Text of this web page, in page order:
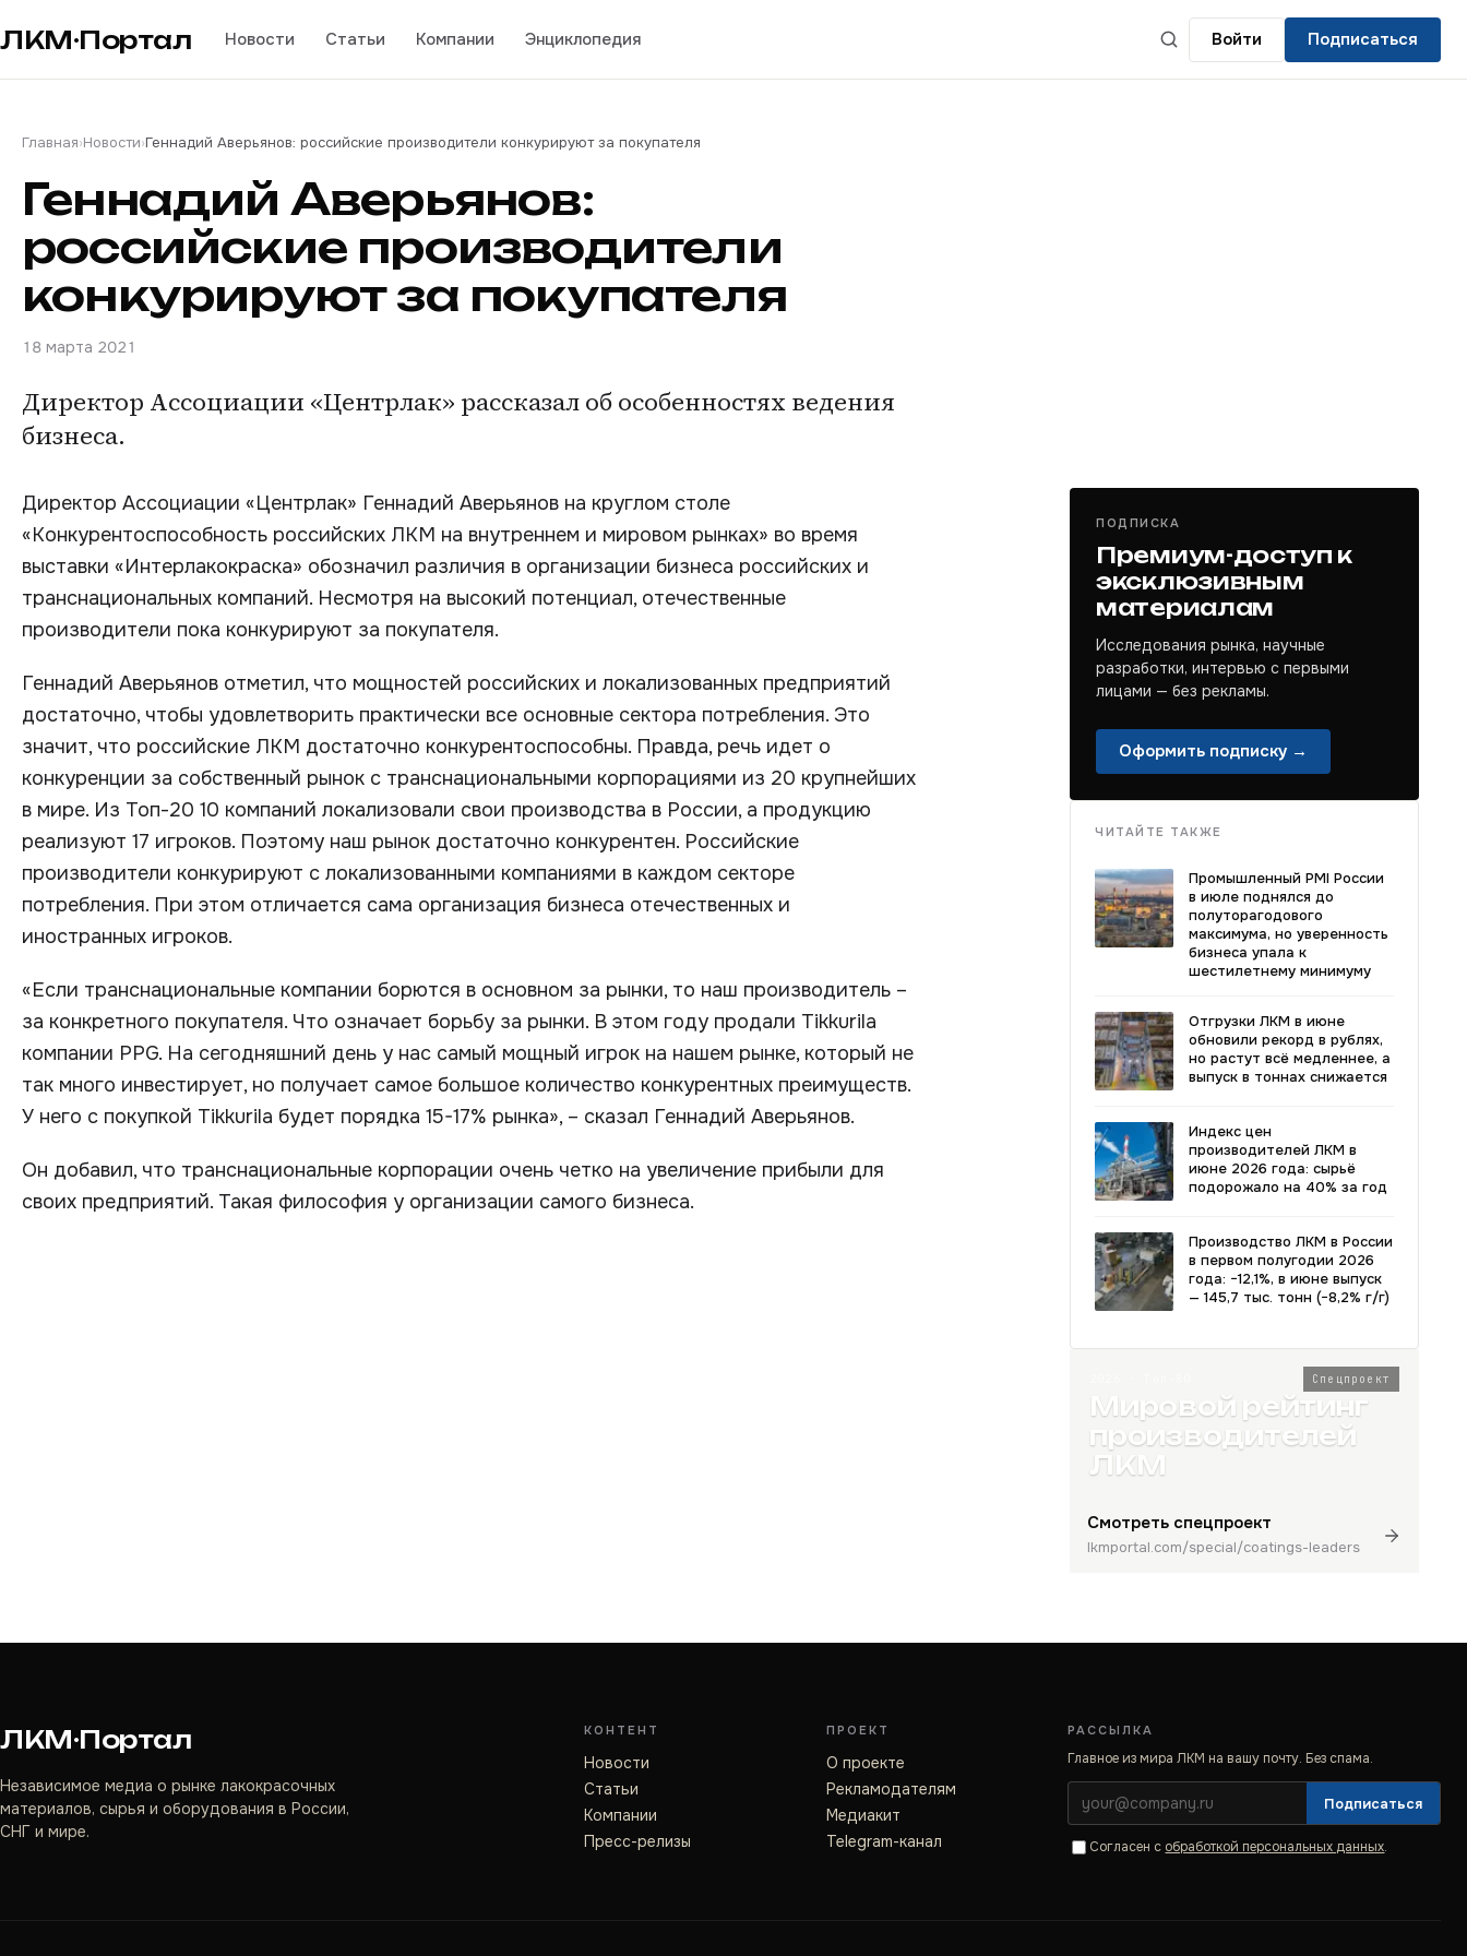
ЛКМ·Портал Новости Статьи Компании Энциклопедия Войти Подписаться
Главная›Новости›Геннадий Аверьянов: российские производители конкурируют за покупателя
Геннадий Аверьянов:
российские производители
конкурируют за покупателя
18 марта 2021
Директор Ассоциации «Центрлак» рассказал об особенностях ведения
бизнеса.
Директор Ассоциации «Центрлак» Геннадий Аверьянов на круглом столе
«Конкурентоспособность российских ЛКМ на внутреннем и мировом рынках» во время
выставки «Интерлакокраска» обозначил различия в организации бизнеса российских и
транснациональных компаний. Несмотря на высокий потенциал, отечественные
производители пока конкурируют за покупателя.
Геннадий Аверьянов отметил, что мощностей российских и локализованных предприятий
достаточно, чтобы удовлетворить практически все основные сектора потребления. Это
значит, что российские ЛКМ достаточно конкурентоспособны. Правда, речь идет о
конкуренции за собственный рынок с транснациональными корпорациями из 20 крупнейших
в мире. Из Топ-20 10 компаний локализовали свои производства в России, а продукцию
реализуют 17 игроков. Поэтому наш рынок достаточно конкурентен. Российские
производители конкурируют с локализованными компаниями в каждом секторе
потребления. При этом отличается сама организация бизнеса отечественных и
иностранных игроков.
«Если транснациональные компании борются в основном за рынки, то наш производитель –
за конкретного покупателя. Что означает борьбу за рынки. В этом году продали Tikkurila
компании PPG. На сегодняшний день у нас самый мощный игрок на нашем рынке, который не
так много инвестирует, но получает самое большое количество конкурентных преимуществ.
У него с покупкой Tikkurila будет порядка 15-17% рынка», – сказал Геннадий Аверьянов.
Он добавил, что транснациональные корпорации очень четко на увеличение прибыли для
своих предприятий. Такая философия у организации самого бизнеса.
ПОДПИСКА
Премиум-доступ к
эксклюзивным
материалам
Исследования рынка, научные
разработки, интервью с первыми
лицами — без рекламы.
Оформить подписку →
ЧИТАЙТЕ ТАКЖЕ
Промышленный PMI России
в июле поднялся до
полуторагодового
максимума, но уверенность
бизнеса упала к
шестилетнему минимуму
Отгрузки ЛКМ в июне
обновили рекорд в рублях,
но растут всё медленнее, а
выпуск в тоннах снижается
Индекс цен
производителей ЛКМ в
июне 2026 года: сырьё
подорожало на 40% за год
Производство ЛКМ в России
в первом полугодии 2026
года: −12,1%, в июне выпуск
— 145,7 тыс. тонн (−8,2% г/г)
Спецпроект
Мировой рейтинг
производителей
ЛКМ
Смотреть спецпроект
lkmportal.com/special/coatings-leaders
ЛКМ·Портал
Независимое медиа о рынке лакокрасочных
материалов, сырья и оборудования в России,
СНГ и мире.
КОНТЕНТ
Новости
Статьи
Компании
Пресс-релизы
ПРОЕКТ
О проекте
Рекламодателям
Медиакит
Telegram-канал
РАССЫЛКА
Главное из мира ЛКМ на вашу почту. Без спама.
Подписаться
Согласен с обработкой персональных данных.